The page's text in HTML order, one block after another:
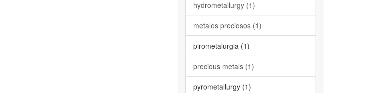
hydrometallurgy (1)
metales preciosos (1)
pirometalurgia (1)
precious metals (1)
pyrometallurgy (1)